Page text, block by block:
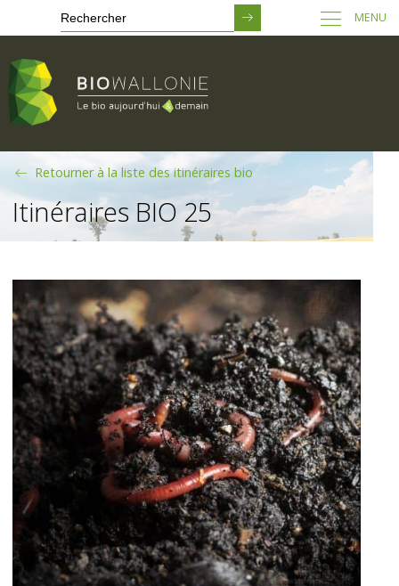
contenu
principal
MENU
Itinéraires BIO 25
Retourner à la liste des itinéraires bio